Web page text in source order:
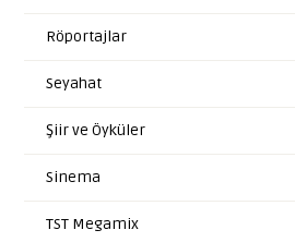
Röportajlar
Seyahat
Şiir ve Öyküler
Sinema
TST Megamix